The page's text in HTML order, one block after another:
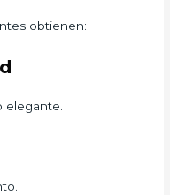
obtienen:
elegante.